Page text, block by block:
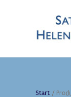
Start /